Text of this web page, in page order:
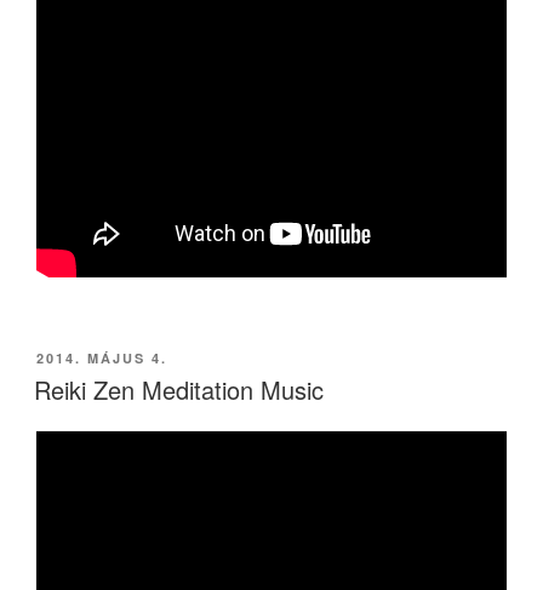
BEKÜLDVE:
2014. MÁJUS 4.
Reiki Zen Meditation Music